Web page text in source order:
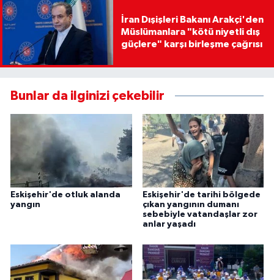
İran Dışişleri Bakanı Arakçi'den
Müslümanlara "kötü niyetli dış
güçlere" karşı birleşme çağrısı
Bunlar da ilginizi çekebilir
Eskişehir'de otluk alanda
yangın
Eskişehir'de tarihi bölgede
çıkan yangının dumanı
sebebiyle vatandaşlar zor
anlar yaşadı